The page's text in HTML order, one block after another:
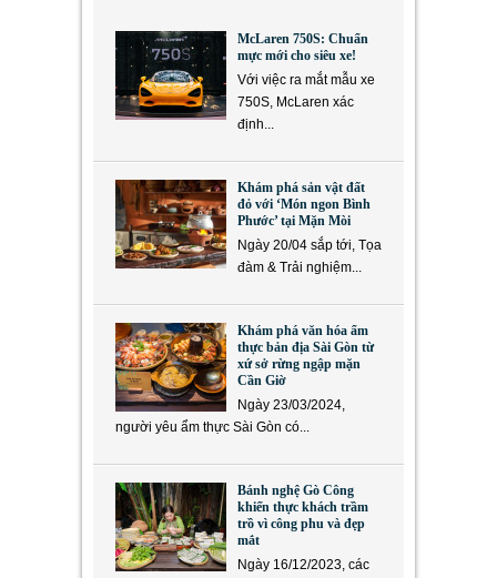
McLaren 750S: Chuẩn
mực mới cho siêu xe!
Với việc ra mắt mẫu xe
750S, McLaren xác
định...
Khám phá sản vật đất
đỏ với ‘Món ngon Bình
Phước’ tại Mặn Mòi
Ngày 20/04 sắp tới, Tọa
đàm & Trải nghiệm...
Khám phá văn hóa ẩm
thực bản địa Sài Gòn từ
xứ sở rừng ngập mặn
Cần Giờ
Ngày 23/03/2024,
người yêu ẩm thực Sài Gòn có...
Bánh nghệ Gò Công
khiến thực khách trầm
trồ vì công phu và đẹp
mắt
Ngày 16/12/2023, các